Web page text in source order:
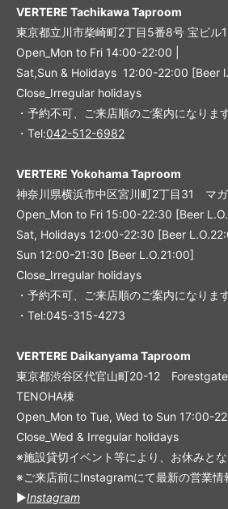
VERTERE Tachikawa Taproom
東京都立川市柴崎町2丁目5番8号 宝ビル
Open_Mon to Fri 14:00-22:00 |
Sat,Sun & Holidays 12:00-22:00 [Beer
Close_Irregular holidays
・予約不可、ご来店順のご案内になります
・Tel:042-512-6982
VERTERE Yokohama Taproom
神奈川県横浜市中区宮川町2丁目31 マ
Open_Mon to Fri 15:00-22:30 [Beer
Sat, Holidays 12:00-22:30 [Beer
Sun 12:00-21:30 [Beer L.O.21:00]
Close_Irregular holidays
・予約不可、ご来店順のご案内になります
・Tel:045-315-4273
VERTERE Daikanyama Taproom
東京都渋谷区代官山町20-12
TENOHA棟
Open_Mon to Tue, Wed to Sun 17:00-
Close_Wed & Irregular holidays
※施設貸切イベント等により、お休みとな
※ご来店前にInstagramにて最新の営業情
▶︎Instagram